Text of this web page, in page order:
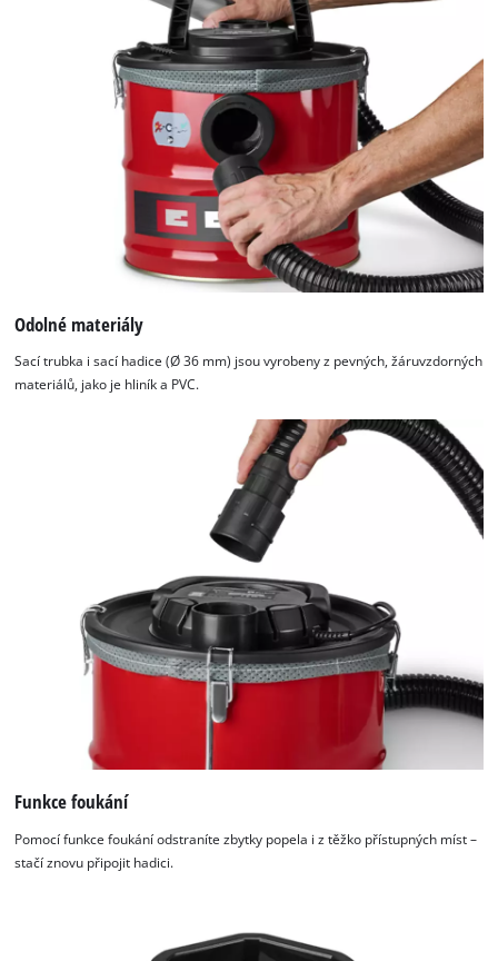
Odolné materiály
Sací trubka i sací hadice (Ø 36 mm) jsou vyrobeny z pevných, žáruvzdorných
materiálů, jako je hliník a PVC.
Funkce foukání
Pomocí funkce foukání odstraníte zbytky popela i z těžko přístupných míst –
stačí znovu připojit hadici.